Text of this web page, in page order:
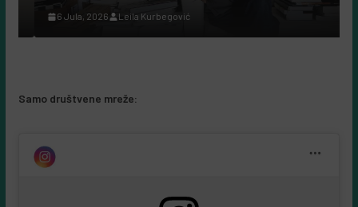
6 Jula, 2026 Leila Kurbegović
Samo društvene mreže: